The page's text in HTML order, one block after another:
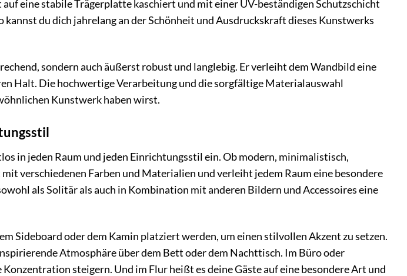
eine stabile Trägerplatte kaschiert und mit einer UV-beständigen Schutzschicht
kannst du dich jahrelang an der Schönheit und Ausdruckskraft dieses Kunstwerks
sondern auch äußerst robust und langlebig. Er verleiht dem Wandbild eine
Halt. Die hochwertige Verarbeitung und die sorgfältige Materialauswahl
Kunstwerk haben wirst.
in jeden Raum und jeden Einrichtungsstil ein. Ob modern, minimalistisch,
verschiedenen Farben und Materialien und verleiht jedem Raum eine besondere
als Solitär als auch in Kombination mit anderen Bildern und Accessoires eine
Sideboard oder dem Kamin platziert werden, um einen stilvollen Akzent zu setzen.
Atmosphäre über dem Bett oder dem Nachttisch. Im Büro oder
steigern. Und im Flur heißt es deine Gäste auf eine besondere Art und